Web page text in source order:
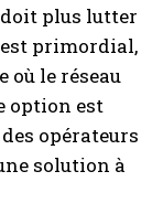
doit plus lutter
primordial,
où le réseau
option est
opérateurs
solution à